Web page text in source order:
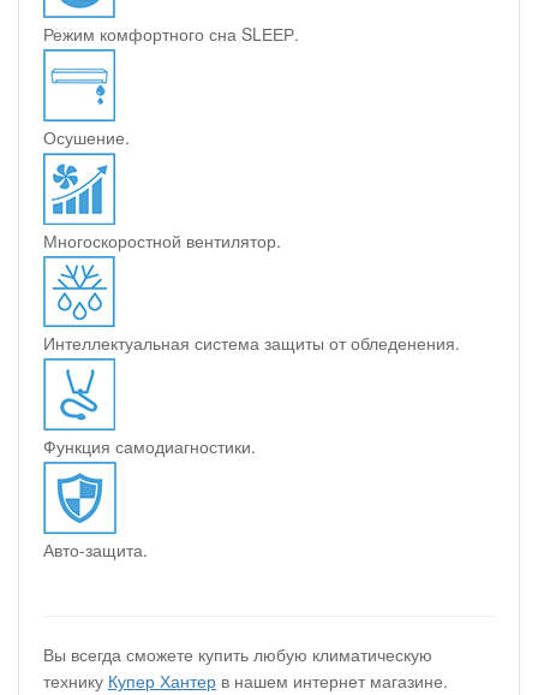
Режим комфортного сна SLЕЕР.
Осушение.
Многоскоростной вентилятор.
Интеллектуальная система защиты от обледенения.
Функция самодиагностики.
Авто-защита.
Вы всегда сможете купить любую климатическую
технику Купер Хантер в нашем интернет магазине.